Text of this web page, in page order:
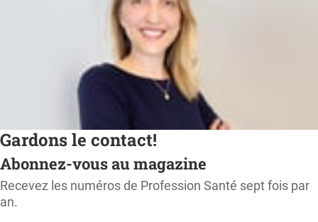
Gardons le contact!
Abonnez-vous au magazine
Recevez les numéros de Profession Santé sept fois par
an.